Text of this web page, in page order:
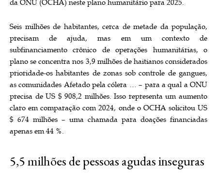
da ONU (OCHA) neste plano humanitário para 2025.
Seis milhões de habitantes, cerca de metade da população,
precisam de ajuda, mas em um contexto de
subfinanciamento crônico de operações humanitárias, o
plano se concentra nos 3,9 milhões de haitianos considerados
prioridade-os habitantes de zonas sob controle de gangues,
as comunidades Afetado pela cólera … – para a qual a ONU
precisa de US $ 908,2 milhões. Isso representa um aumento
claro em comparação com 2024, onde o OCHA solicitou US
$ 674 milhões – uma chamada para doações financiadas
apenas em 44 %.
5,5 milhões de pessoas agudas inseguras